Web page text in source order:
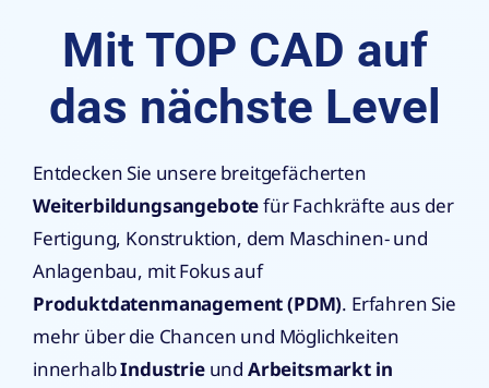
Mit TOP CAD auf
das nächste Level
Entdecken Sie unsere breitgefächerten
Weiterbildungsangebotefür Fachkräfte aus der
Fertigung, Konstruktion, dem Maschinen- und
Anlagenbau, mit Fokus auf
Produktdatenmanagement (PDM). Erfahren Sie
mehr über die Chancen und Möglichkeiten
innerhalbIndustrieund Arbeitsmarkt in